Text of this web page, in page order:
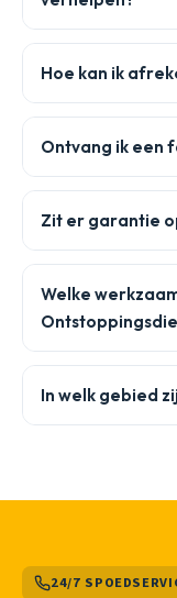
Hoe kan ik
Ontvang ik een
Zit er garantie
Welke
In welk gebied
24/7